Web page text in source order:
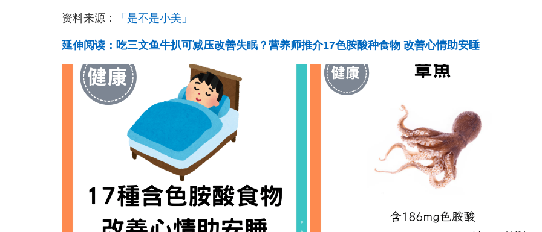
资料来源： 「是不是小美」
延伸阅读：吃三文鱼牛扒可减压改善失眠？营养师推介17色胺酸种食物 改善心情助安睡